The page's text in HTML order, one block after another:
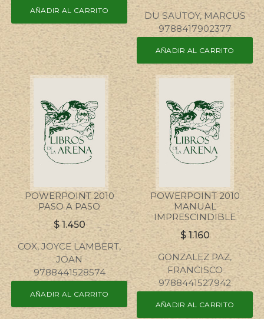
AÑADIR AL CARRITO
DU SAUTOY, MARCUS
9788417902377
AÑADIR AL CARRITO
POWERPOINT 2010
PASO A PASO
$ 1.450
COX, JOYCE LAMBERT,
JOAN
9788441528574
AÑADIR AL CARRITO
POWERPOINT 2010
MANUAL
IMPRESCINDIBLE
$1.160
GONZALEZ PAZ,
FRANCISCO
9788441527942
AÑADIR AL CARRITO